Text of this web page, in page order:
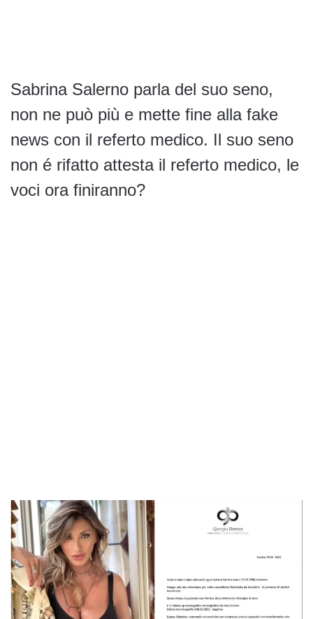
Sabrina Salerno parla del suo seno,
non ne può più e mette fine alla fake
news con il referto medico. Il suo seno
non é rifatto attesta il referto medico, le
voci ora finiranno?